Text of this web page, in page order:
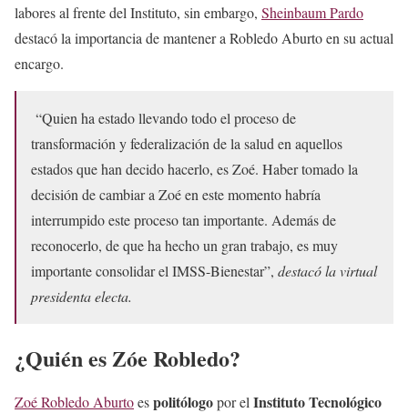
labores al frente del Instituto, sin embargo, Sheinbaum Pardo
destacó la importancia de mantener a Robledo Aburto en su actual
encargo.
“Quien ha estado llevando todo el proceso de
transformación y federalización de la salud en aquellos
estados que han decido hacerlo, es Zoé. Haber tomado la
decisión de cambiar a Zoé en este momento habría
interrumpido este proceso tan importante. Además de
reconocerlo, de que ha hecho un gran trabajo, es muy
importante consolidar el IMSS-Bienestar”, destacó la virtual
presidenta electa.
¿Quién es Zóe Robledo?
Zoé Robledo Aburtoespolitólogopor el Instituto Tecnológico